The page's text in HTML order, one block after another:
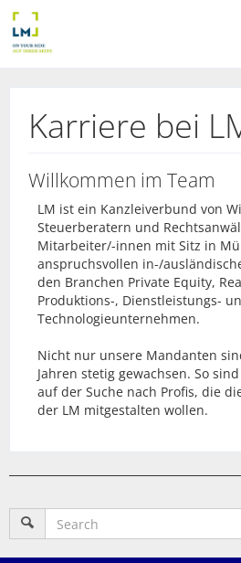
Karriere bei
Willkommen im Team
LM ist ein Kanzleiverbund von
Steuerberatern und
Mitarbeiter/-innen mit Sitz in
anspruchsvollen in-/
den Branchen Private Equity,
Produktions-, Dienstleistungs-
Technologieunternehmen.
Nicht nur unsere Mandanten
Jahren stetig gewachsen. So
auf der Suche nach Profis, die
der LM mitgestalten wollen.